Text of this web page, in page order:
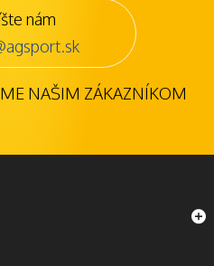
nám
NAŠIM ZÁKAZNÍKOM